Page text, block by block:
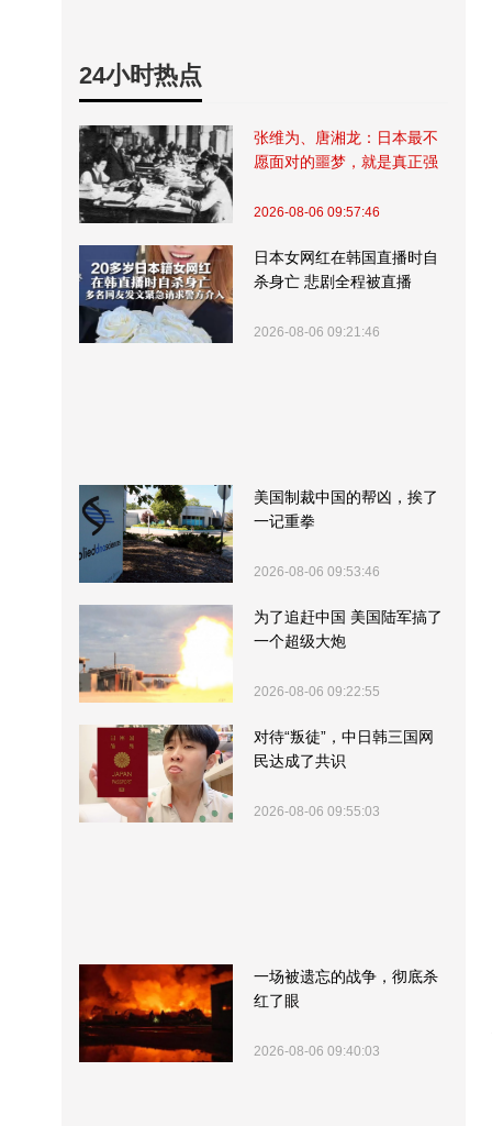
24小时热点
张维为、唐湘龙：日本最不
愿面对的噩梦，就是真正强
2026-08-06 09:57:46
日本女网红在韩国直播时自
杀身亡 悲剧全程被直播
2026-08-06 09:21:46
美国制裁中国的帮凶，挨了
一记重拳
2026-08-06 09:53:46
为了追赶中国 美国陆军搞了
一个超级大炮
2026-08-06 09:22:55
对待“叛徒”，中日韩三国网
民达成了共识
2026-08-06 09:55:03
一场被遗忘的战争，彻底杀
红了眼
2026-08-06 09:40:03